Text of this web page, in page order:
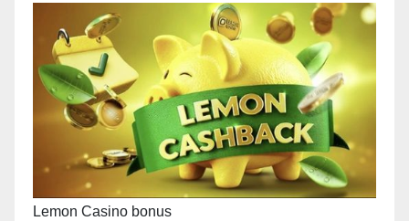
Lemon Casino bonus